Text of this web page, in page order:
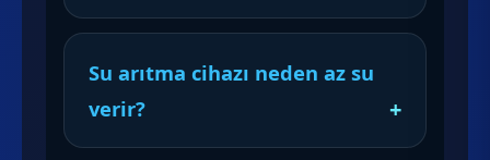
Su arıtma cihazı neden az su
verir?